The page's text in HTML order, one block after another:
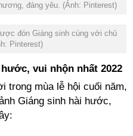
đáng yêu. (Ảnh: Pinterest)
đón Giáng sinh cùng với chủ
Pinterest)
vui nhộn nhất 2022
trong mùa lễ hội cuối năm,
Giáng sinh hài hước,